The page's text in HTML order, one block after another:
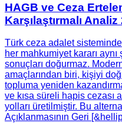
HAGB ve Ceza
Karşılaştırmalı Analiz
Türk ceza adalet
her mahkumiyet kararı
sonuçları doğurmaz.
amaçlarından biri, kişiyi
topluma yeniden
ve kısa süreli hapis cezası
yolları üretilmiştir. Bu
Açıklanmasının Geri